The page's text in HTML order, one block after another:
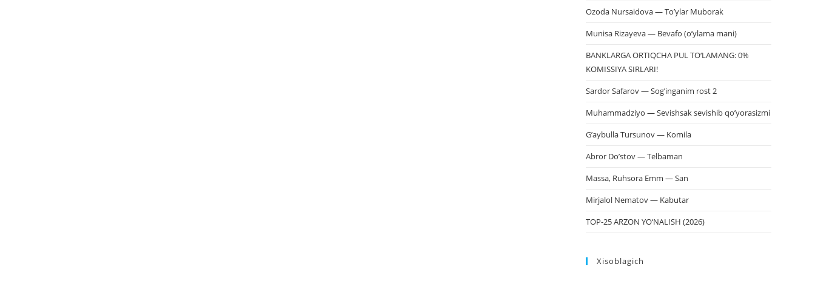
Ozoda Nursaidova — To’ylar Muborak
Munisa Rizayeva — Bevafo (o’ylama mani)
BANKLARGA ORTIQCHA PUL TO‘LAMANG: 0%
KOMISSIYA SIRLARI!
Sardor Safarov — Sog’inganim rost 2
Muhammadziyo — Sevishsak sevishib qo’yorasizmi
G’aybulla Tursunov — Komila
Abror Do’stov — Telbaman
Massa, Ruhsora Emm — San
Mirjalol Nematov — Kabutar
TOP-25 ARZON YO‘NALISH (2026)
Xisoblagich